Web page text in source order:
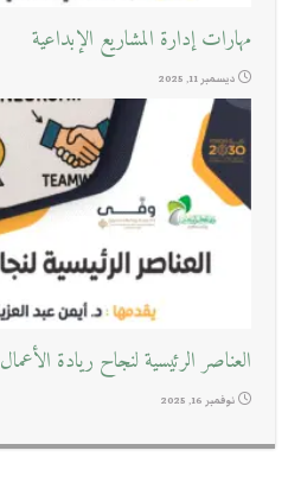
مهارات إدارة المشاريع الإبداعية
ديسمبر 11, 2025
العناصر الرئيسية لنجاح ريادة الأعمال
نوفمبر 16, 2025